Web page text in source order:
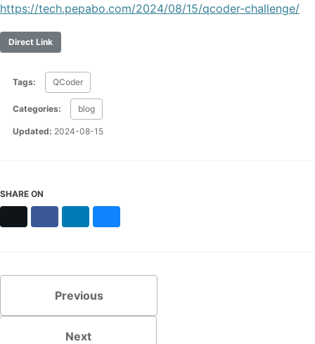
https://tech.pepabo.com/2024/08/15/qcoder-challenge/
Direct Link
Tags: QCoder
Categories: blog
Updated: 2024-08-15
SHARE ON
Previous
Next